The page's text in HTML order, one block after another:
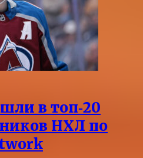
в топ‑20
НХЛ по